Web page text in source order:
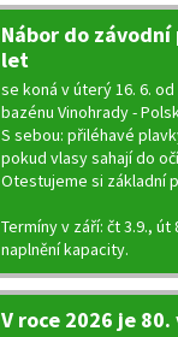
Nábor do
let
se koná v úterý 16. 6.
bazénu Vinohrady -
S sebou: přiléhavé
pokud vlasy sahají do
Otestujeme si základní
Termíny v září: čt 3.9., út
naplnění kapacity.
V roce 2026 je